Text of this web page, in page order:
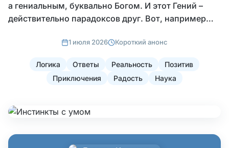
а гениальным, буквально Богом. И этот Гений –
действительно парадоксов друг. Вот, например…
1 июля 2026 Короткий анонс
Логика Ответы Реальность
Позитив
Приключения
Радость Наука